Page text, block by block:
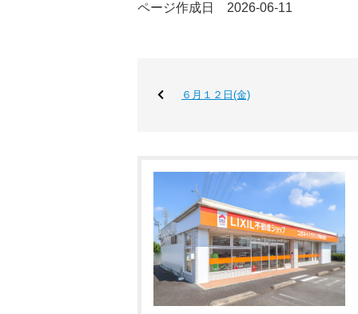
ページ作成日 2026-06-11
６月１２日(金)